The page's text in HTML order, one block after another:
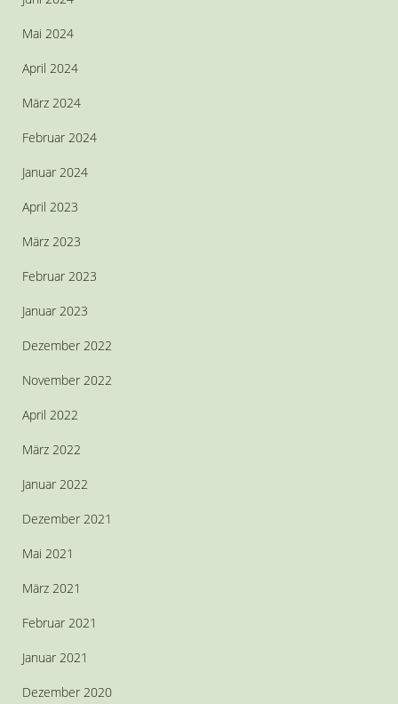
Mai 2024
April 2024
März 2024
Februar 2024
Januar 2024
April 2023
März 2023
Februar 2023
Januar 2023
Dezember 2022
November 2022
April 2022
März 2022
Januar 2022
Dezember 2021
Mai 2021
März 2021
Februar 2021
Januar 2021
Dezember 2020